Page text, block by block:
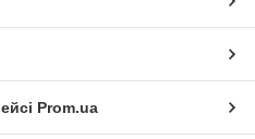
Prom.ua